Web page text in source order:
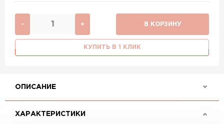
- + В КОРЗИНУ
КУПИТЬ В 1 КЛИК
ОПИСАНИЕ
ХАРАКТЕРИСТИКИ